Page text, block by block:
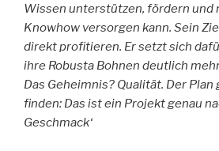
Wissen unterstützen, fördern und
Knowhow versorgen kann. Sein
direkt profitieren. Er setzt sich
ihre Robusta Bohnen deutlich
Das Geheimnis? Qualität. Der
finden: Das ist ein Projekt genau
Geschmack‘